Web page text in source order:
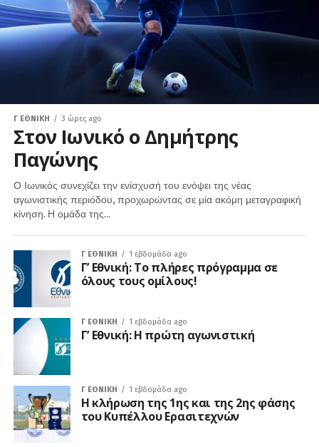
Γ ΕΘΝΙΚΉ 3 ώρες ago
Στον Ιωνικό ο Δημήτρης
Παγώνης
Ο Ιωνικός συνεχίζει την ενίσχυσή του ενόψει της νέας
αγωνιστικής περιόδου, προχωρώντας σε μία ακόμη μεταγραφική
κίνηση. Η ομάδα της...
Γ ΕΘΝΙΚΉ 1 εβδομάδα ago
Γ’ Εθνική: Το πλήρες πρόγραμμα σε
όλους τους ομίλους!
Γ ΕΘΝΙΚΉ 1 εβδομάδα ago
Γ’ Εθνική: Η πρώτη αγωνιστική
Γ ΕΘΝΙΚΉ 1 εβδομάδα ago
Η κλήρωση της 1ης και της 2ης φάσης
του Κυπέλλου Ερασιτεχνών